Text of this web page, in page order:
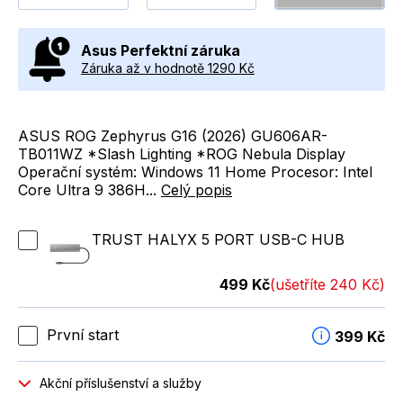
Asus Perfektní záruka
Záruka až v hodnotě 1290 Kč
ASUS ROG Zephyrus G16 (2026) GU606AR-
TB011WZ *Slash Lighting *ROG Nebula Display
Operační systém: Windows 11 Home Procesor: Intel
Core Ultra 9 386H... Celý popis
TRUST HALYX 5 PORT USB-C HUB
499 Kč(ušetříte 240 Kč)
První start 399 Kč
Akční příslušenství a služby